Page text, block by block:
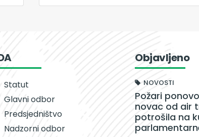
Statut
Glavni odbor
Predsjedništvo
Nadzorni odbor
Objavljeno
NOVOSTI
Požari
novac od air
potrošila na